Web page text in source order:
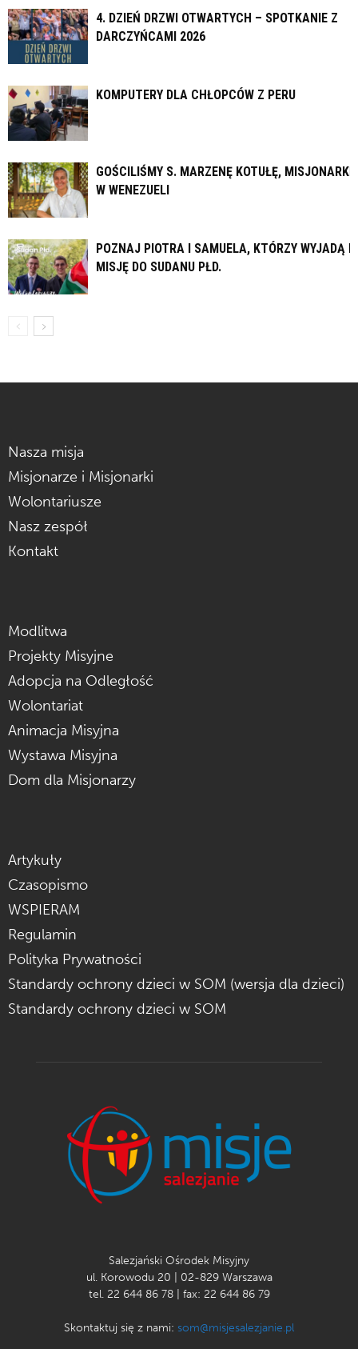
4. DZIEŃ DRZWI OTWARTYCH – SPOTKANIE Z
DARCZYŃCAMI 2026
KOMPUTERY DLA CHŁOPCÓW Z PERU
GOŚCILIŚMY S. MARZENĘ KOTUŁĘ, MISJONARKĘ
W WENEZUELI
POZNAJ PIOTRA I SAMUELA, KTÓRZY WYJADĄ
MISJĘ DO SUDANU PŁD.
Nasza misja
Misjonarze i Misjonarki
Wolontariusze
Nasz zespół
Kontakt
Modlitwa
Projekty Misyjne
Adopcja na Odległość
Wolontariat
Animacja Misyjna
Wystawa Misyjna
Dom dla Misjonarzy
Artykuły
Czasopismo
WSPIERAM
Regulamin
Polityka Prywatności
Standardy ochrony dzieci w SOM (wersja dla dzieci)
Standardy ochrony dzieci w SOM
Salezjański Ośrodek Misyjny
ul. Korowodu 20 | 02-829 Warszawa
tel. 22 644 86 78 | fax: 22 644 86 79
Skontaktuj się z nami: som@misjesalezjanie.pl